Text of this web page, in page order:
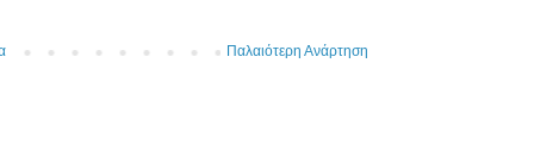
Παλαιότερη Ανάρτηση